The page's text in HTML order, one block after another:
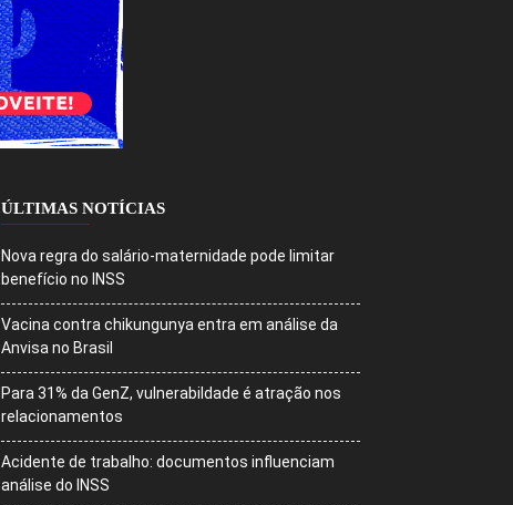
ÚLTIMAS NOTÍCIAS
Nova regra do salário-maternidade pode limitar
benefício no INSS
Vacina contra chikungunya entra em análise da
Anvisa no Brasil
Para 31% da GenZ, vulnerabildade é atração nos
relacionamentos
Acidente de trabalho: documentos influenciam
análise do INSS